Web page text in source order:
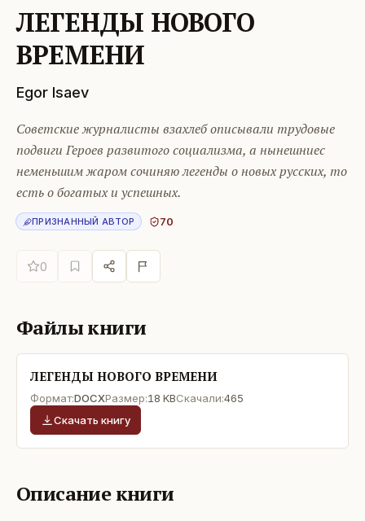
ЛЕГЕНДЫ НОВОГО
ВРЕМЕНИ
Egor Isaev
Советские журналисты взахлеб описывали трудовые
подвиги Героев развитого социализма, а нынешниес
неменьшим жаром сочиняю легенды о новых русских, то
есть о богатых и успешных.
ПРИЗНАННЫЙ АВТОР 70
0
Файлы книги
ЛЕГЕНДЫ НОВОГО ВРЕМЕНИ
Формат:DOCXРазмер:18 KBСкачали:465
Скачать книгу
Описание книги